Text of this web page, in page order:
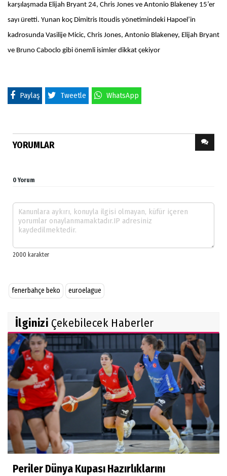
karşılaşmada Elijah Bryant 24, Chris Jones ve Antonio Blakeney 15’er
sayı üretti. Yunan koç Dimitris Itoudis yönetimindeki Hapoel’in
kadrosunda Vasilije Micic, Chris Jones, Antonio Blakeney, Elijah Bryant
ve Bruno Caboclo gibi önemli isimler dikkat çekiyor
Paylaş Tweetle WhatsApp
YORUMLAR
0 Yorum
fenerbahçe beko euroelague
İlginizi Çekebilecek Haberler
Periler Dünya Kupası Hazırlıklarını